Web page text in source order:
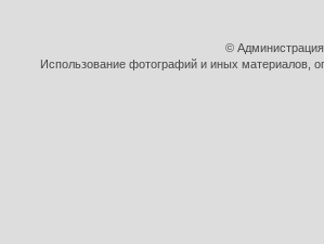
©
Использование фотографий и иных материалов,